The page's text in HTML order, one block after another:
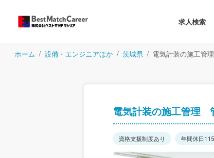
求人検索
ホーム 設備・エンジニアほか 茨城県 電気計装の施工管
電気計装の施工管理
資格支援制度あり 年間休日